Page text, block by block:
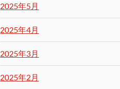
2025年5月
2025年4月
2025年3月
2025年2月